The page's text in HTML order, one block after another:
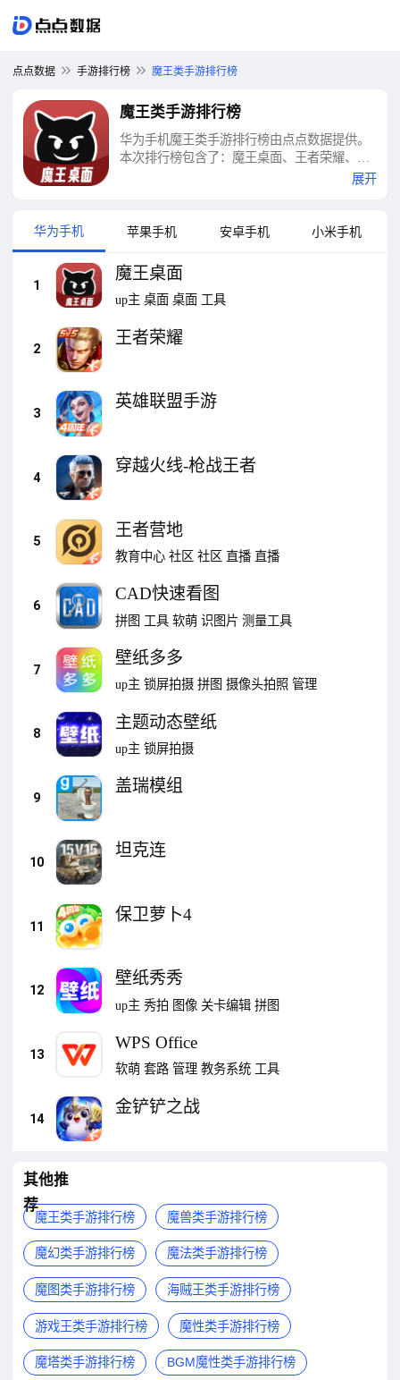
点点数据 手游排行榜 魔王类手游排行榜
魔王类手游排行榜
华为手机魔王类手游排行榜由点点数据提供。
本次排行榜包含了：魔王桌面、王者荣耀、英
雄联盟手游、穿越火线-枪战王者、王者营地、
展开
华为手机 苹果手机 安卓手机 小米手机
1
魔王桌面
up主 桌面 桌面 工具
2
王者荣耀
3
英雄联盟手游
4
穿越火线-枪战王者
5
王者营地
教育中心 社区 社区 直播 直播
6
CAD快速看图
拼图 工具 软萌 识图片 测量工具
7
壁纸多多
up主 锁屏拍摄 拼图 摄像头拍照 管理
8
主题动态壁纸
up主 锁屏拍摄
9
盖瑞模组
10
坦克连
11
保卫萝卜4
12
壁纸秀秀
up主 秀拍 图像 关卡编辑 拼图
13
WPS Office
软萌 套路 管理 教务系统 工具
14
金铲铲之战
其他推
荐
魔王类手游排行榜 魔兽类手游排行榜
魔幻类手游排行榜 魔法类手游排行榜
魔图类手游排行榜 海贼王类手游排行榜
游戏王类手游排行榜 魔性类手游排行榜
魔塔类手游排行榜 BGM魔性类手游排行榜